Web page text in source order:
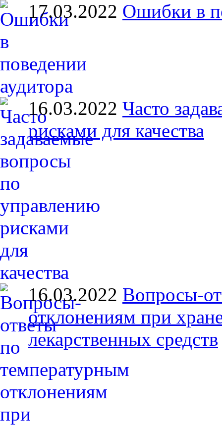
17.03.2022 Ошибки в
16.03.2022 Часто
рисками для качества
16.03.2022 Вопросы-
отклонениям при
лекарственных средств